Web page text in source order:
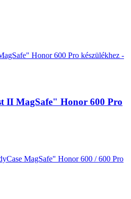
II MagSafe" Honor 600 Pro